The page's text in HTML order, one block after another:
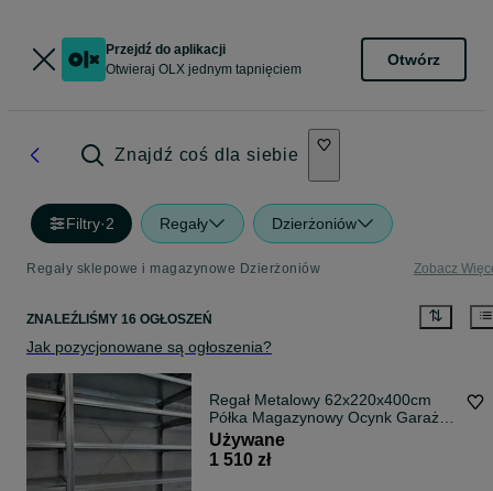
Przejdź do aplikacji
Otwieraj OLX jednym tapnięciem
Otwórz
Znajdź coś dla siebie
Filtry·2 Regały Dzierżoniów
Regały sklepowe i magazynowe Dzierżoniów Zobacz
ZNALEŹLIŚMY 16 OGŁOSZEŃ
Jak pozycjonowane są ogłoszenia?
Regał Metalowy 62x220x400cm
Półka Magazynowy Ocynk Garaż
Piwnica Warsztat
Używane
1 510 zł